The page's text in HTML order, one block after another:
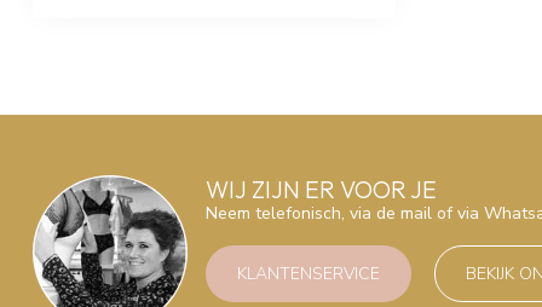
WIJ ZIJN ER VOOR JE
Neem telefonisch, via de mail of via
KLANTENSERVICE BEKIJK